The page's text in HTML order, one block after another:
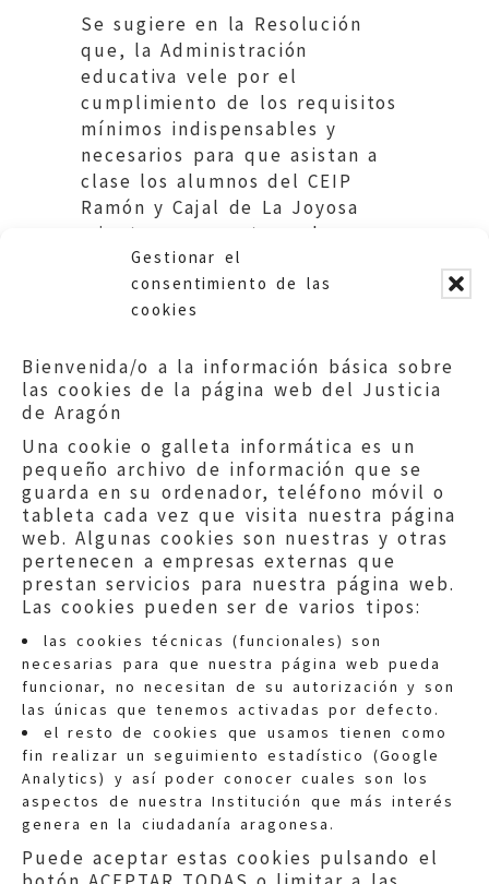
Gestionar el
consentimiento de las
cookies
Bienvenida/o a la información básica sobre
las cookies de la página web del Justicia
de Aragón
Una cookie o galleta informática es un
pequeño archivo de información que se
guarda en su ordenador, teléfono móvil o
tableta cada vez que visita nuestra página
web. Algunas cookies son nuestras y otras
pertenecen a empresas externas que
prestan servicios para nuestra página web.
Las cookies pueden ser de varios tipos:
las cookies técnicas (funcionales) son
necesarias para que nuestra página web pueda
funcionar, no necesitan de su autorización y son
las únicas que tenemos activadas por defecto.
el resto de cookies que usamos tienen como
fin realizar un seguimiento estadístico (Google
Analytics) y así poder conocer cuales son los
aspectos de nuestra Institución que más interés
genera en la ciudadanía aragonesa.
Puede aceptar estas cookies pulsando el
Se sugiere en la Resolución
que, la Administración
educativa vele por el
cumplimiento de los requisitos
mínimos indispensables y
necesarios para que asistan a
clase los alumnos del CEIP
Ramón y Cajal de La Joyosa
mientras se construye la
ampliación del mismo.
Quejas:quejas@eljusticiadearagon.es
Información general:
informacion@eljusticiadearagon.es
Teléfonos:900 210 210/